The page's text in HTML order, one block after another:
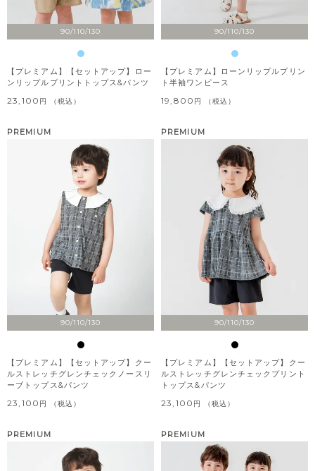
90/110/130
【プレミアム】【セットアップ】ロー
ンリップルプリントトップス&パンツ
23,100 税込
90/110/130
【プレミアム】ローンリップルプリン
ト半袖ワンピース
19,800 税込
90/110/130
PREMIUM
【プレミアム】【セットアップ】クー
ルストレッチグレンチェックノースリ
ーブトップス&パンツ
23,100 税込
90/110/130
PREMIUM
【プレミアム】【セットアップ】クー
ルストレッチグレンチェックプリント
トップス&パンツ
23,100 税込
PREMIUM PREMIUM